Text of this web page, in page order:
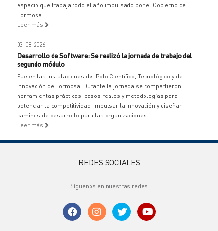
espacio que trabaja todo el año impulsado por el Gobierno de
Formosa.
Leer más
03-08-2026
Desarrollo de Software: Se realizó la jornada de trabajo del
segundo módulo
Fue en las instalaciones del Polo Científico, Tecnológico y de
Innovación de Formosa. Durante la jornada se compartieron
herramientas prácticas, casos reales y metodologías para
potenciar la competitividad, impulsar la innovación y diseñar
caminos de desarrollo para las organizaciones.
Leer más
REDES SOCIALES
Síguenos en nuestras redes